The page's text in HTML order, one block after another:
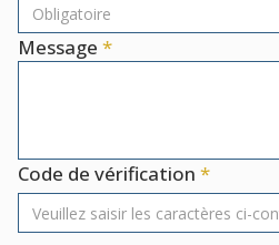
Message
Code de vérification